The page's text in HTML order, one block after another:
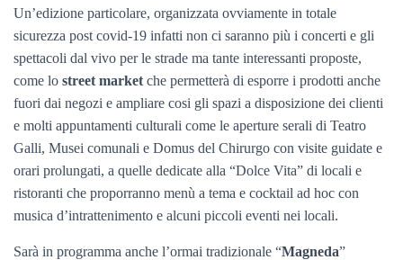
Un’edizione particolare, organizzata ovviamente in totale
sicurezza post covid-19 infatti non ci saranno più i concerti e gli
spettacoli dal vivo per le strade ma tante interessanti proposte,
come lo street market che permetterà di esporre i prodotti anche
fuori dai negozi e ampliare cosi gli spazi a disposizione dei clienti
e molti appuntamenti culturali come le aperture serali di Teatro
Galli, Musei comunali e Domus del Chirurgo con visite guidate e
orari prolungati, a quelle dedicate alla “Dolce Vita” di locali e
ristoranti che proporranno menù a tema e cocktail ad hoc con
musica d’intrattenimento e alcuni piccoli eventi nei locali.
Sarà in programma anche l’ormai tradizionale “Magneda”